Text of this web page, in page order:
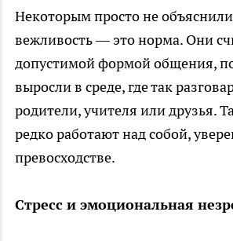
Некоторым просто не объяснили
вежливость — это норма. Они
допустимой формой общения,
выросли в среде, где так
родители, учителя или друзья.
редко работают над собой,
превосходстве.
Стресс и эмоциональная